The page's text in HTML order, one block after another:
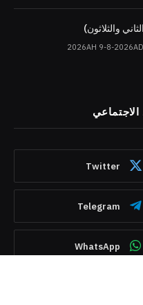
والثلاثون)
Twitter
Telegram
WhatsApp